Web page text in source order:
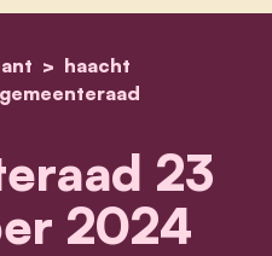
home haacht
gemeenteraad 23
23
2024